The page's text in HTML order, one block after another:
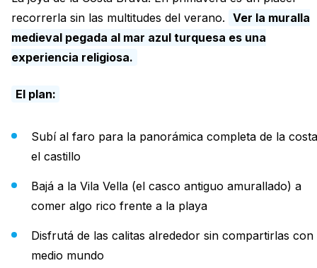
recorrerla sin las multitudes del verano. Ver la muralla
medieval pegada al mar azul turquesa es una
experiencia religiosa.
El plan:
Subí al faro para la panorámica completa de la
el castillo
Bajá a la Vila Vella (el casco antiguo amurallado) a
comer algo rico frente a la playa
Disfrutá de las calitas alrededor sin compartirlas con
medio mundo